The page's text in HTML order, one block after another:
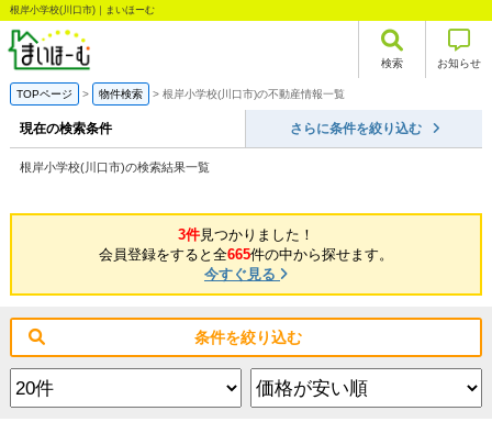
根岸小学校(川口市)｜まいほーむ
検索 お知らせ
TOPページ 物件検索 根岸小学校(川口市)の不動産情報一覧
現在の検索条件 さらに条件を絞り込む
根岸小学校(川口市)の検索結果一覧
3件見つかりました！
会員登録をすると全665件の中から探せます。
今すぐ見る
条件を絞り込む